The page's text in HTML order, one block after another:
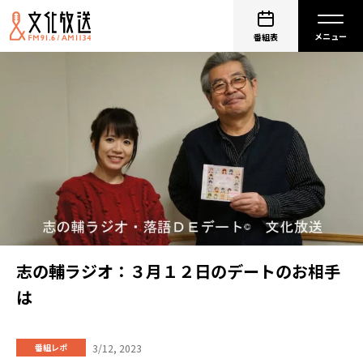
番組表
志の輔ラジオ：３月１２日のデートのお相手
は
番組レポ 3/12, 2023